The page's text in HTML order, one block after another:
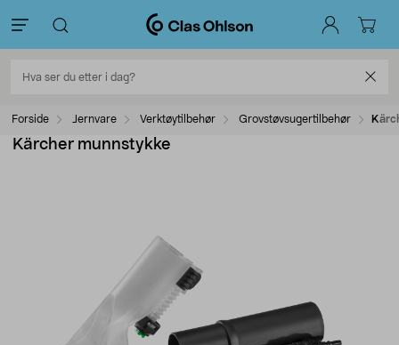
Forside Jernvare Verktøytilbehør Grovstøvsugertilbehør
Kärcher munnstykke